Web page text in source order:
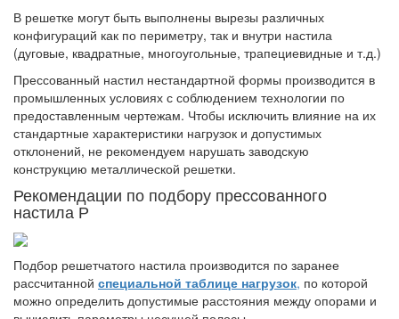
В решетке могут быть выполнены вырезы различных
конфигураций как по периметру, так и внутри настила
(дуговые, квадратные, многоугольные, трапециевидные и т.д.)
Прессованный настил нестандартной формы производится в
промышленных условиях с соблюдением технологии по
предоставленным чертежам. Чтобы исключить влияние на их
стандартные характеристики нагрузок и допустимых
отклонений, не рекомендуем нарушать заводскую
конструкцию металлической решетки.
Рекомендации по подбору пресcованного
настила Р
Подбор решетчатого настила производится по заранее
рассчитанной специальной таблице нагрузок, по которой
можно определить допустимые расстояния между опорами и